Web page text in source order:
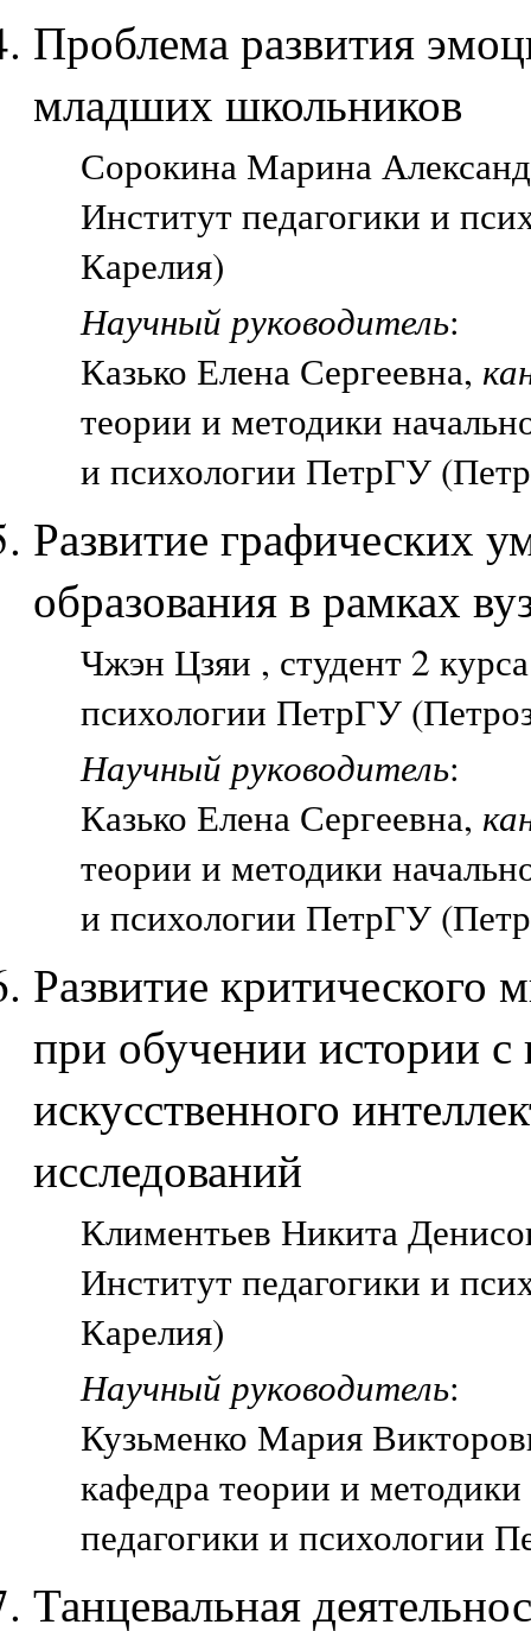
Проблема развития
младших школьников
Сорокина Марина
Институт педагогики и
Карелия)
Научный руководитель:
Казько Елена Сергеевна,
теории и методики
и психологии ПетрГУ
Развитие графических
образования в рамках
Чжэн Цзяи , студент 2
психологии ПетрГУ
Научный руководитель:
Казько Елена Сергеевна,
теории и методики
и психологии ПетрГУ
Развитие
при обучении истории с
искусственного
исследований
Климентьев Никита
Институт педагогики и
Карелия)
Научный руководитель:
Кузьменко Мария
кафедра теории и
педагогики и психологии
Танцевальная